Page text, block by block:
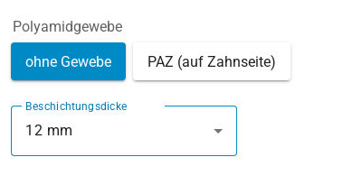
Polyamidgewebe
ohne Gewebe PAZ (auf Zahnseite)
Beschichtungsdicke
12 mm